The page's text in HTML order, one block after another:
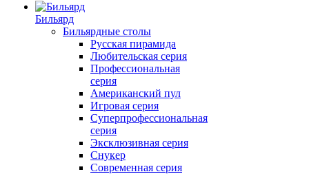
Бильярд
Бильярдные столы
Русская пирамида
Любительская серия
Профессиональная
серия
Американский пул
Игровая серия
Суперпрофессиональная
серия
Эксклюзивная серия
Снукер
Современная серия